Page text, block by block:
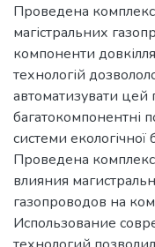
Проведена
магістральних
компоненти
технологій
автоматизувати цей
багатокомпонентні
системи
Проведена
влияния
газопроводов на
Использование